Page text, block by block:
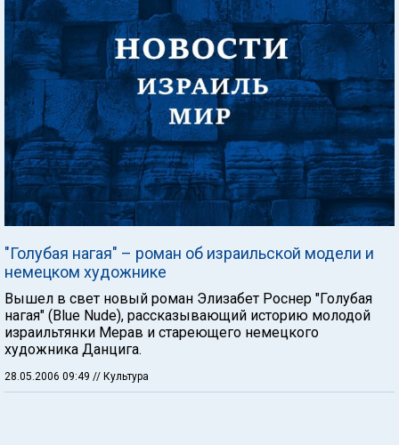
"Голубая нагая" – роман об израильской модели и
немецком художнике
Вышел в свет новый роман Элизабет Роснер "Голубая
нагая" (Blue Nude), рассказывающий историю молодой
израильтянки Мерав и стареющего немецкого
художника Данцига.
28.05.2006 09:49 // Культура